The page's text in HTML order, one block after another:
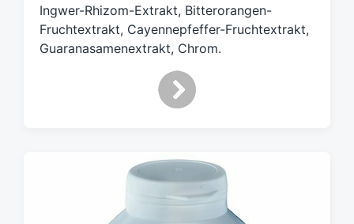
ö
r
t
Ingwer-Rhizom-Extrakt, Bitterorangen-
Fruchtextrakt, Cayennepfeffer-Fruchtextrakt,
Guaranasamenextrakt, Chrom.